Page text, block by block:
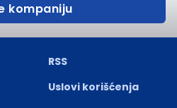
kompaniju
RSS
Uslovi korišćenja